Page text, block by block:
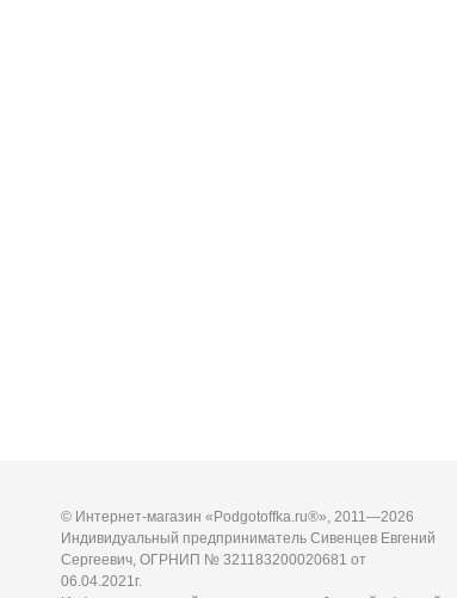
© Интернет-магазин «Podgotoffka.ru®», 2011—2026
Индивидуальный предприниматель Сивенцев Евгений
Сергеевич, ОГРНИП № 321183200020681 от
06.04.2021г.